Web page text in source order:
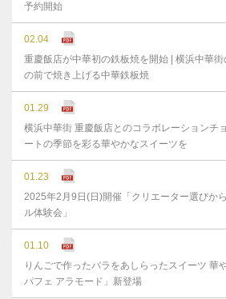
予約開始
02.04
重慶飯店が中華初の鉄板焼を開始 | 横浜中華
の前で焼き上げる中華鉄板焼
01.29
横浜中華街 重慶飯店とのコラボレーション
ートの季節を彩る華やかなスイーツを
01.23
2025年2月9日(日)開催「クリエーター選びか
ル体験会」
01.10
りんごで作ったバラをあしらったスイーツ 華
パフェ アラモード」新登場